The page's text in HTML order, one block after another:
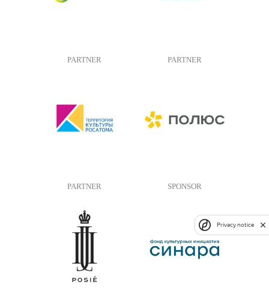
PARTNER PARTNER
PARTNER SPONSOR
Privacy notice